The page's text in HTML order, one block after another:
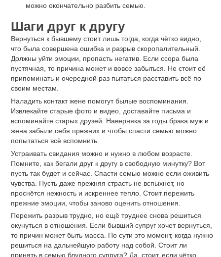
можно окончательно разбить семью.
Шаги друг к другу
Вернуться к бывшему стоит лишь тогда, когда чётко видно,
что была совершена ошибка и разрыв скоропалительный.
Должны уйти эмоции, пропасть негатив. Если ссора была
пустячная, то причина может и вовсе забыться. Не стоит её
припоминать и очередной раз пытаться расставить всё по
своим местам.
Наладить контакт жене помогут былые воспоминания.
Извлекайте старые фото и видео, доставайте письма и
вспоминайте старых друзей. Наверняка за годы брака муж и
жена забыли себя прежних и чтобы спасти семью можно
попытаться всё вспомнить.
Устраивать свидания можно и нужно в любом возрасте.
Помните, как бегали друг к другу в свободную минутку? Вот
пусть так будет и сейчас. Спасти семью можно если оживить
чувства. Пусть даже прежняя страсть не вспыхнет, но
проснётся нежность и искреннее тепло. Стоит пережить
прежние эмоции, чтобы заново оценить отношения.
Пережить разрыв трудно, но ещё труднее снова решиться
окунуться в отношения. Если бывший супруг хочет вернуться,
то причин может быть масса. По сути это момент, когда нужно
решиться на дальнейшую работу над собой. Стоит ли
принять в семью блудного супруга? Да, стоит, если чётко